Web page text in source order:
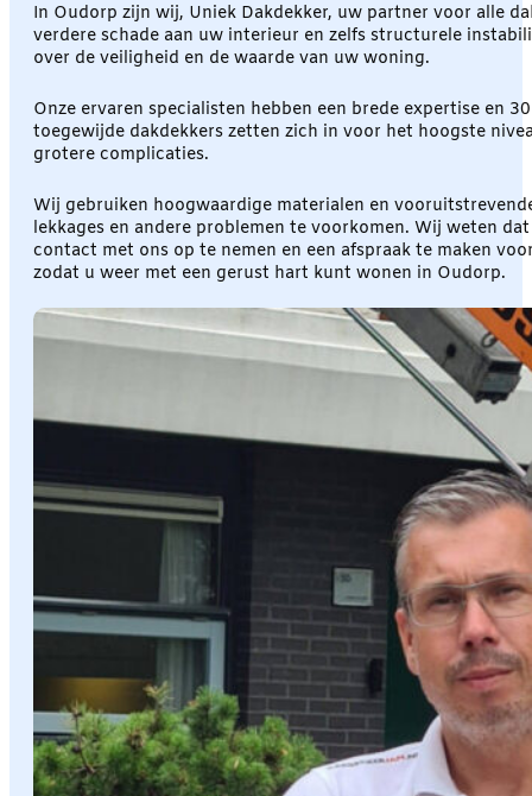
In Oudorp zijn wij, Uniek Dakdekker, uw partner voor alle
verdere schade aan uw interieur en zelfs structurele
over de veiligheid en de waarde van uw woning.
Onze ervaren specialisten hebben een brede expertise en
toegewijde dakdekkers zetten zich in voor het hoogste
grotere complicaties.
Wij gebruiken hoogwaardige materialen en
lekkages en andere problemen te voorkomen. Wij weten
contact met ons op te nemen en een afspraak te maken
zodat u weer met een gerust hart kunt wonen in Oudorp.